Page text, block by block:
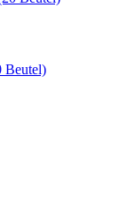
Beutel)